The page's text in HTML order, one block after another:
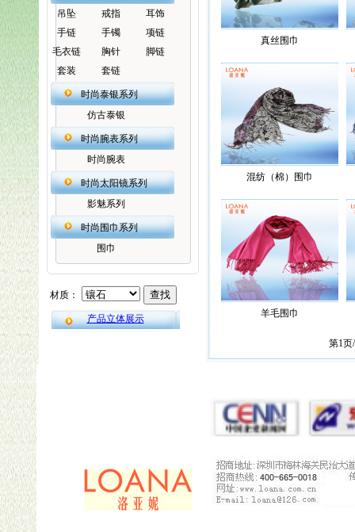
吊坠
戒指
耳饰
手链
手镯
项链
毛衣链
胸针
脚链
套装
套链
时尚泰银系列
仿古泰银
时尚腕表系列
时尚腕表
时尚太阳镜系列
影魅系列
时尚围巾系列
围巾
产品立体展示
真丝围巾
混纺（棉）围巾
羊毛围巾
第1页